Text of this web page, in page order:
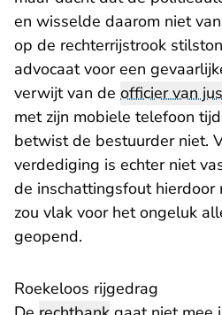
en wisselde daarom niet
op de rechterrijstrook
advocaat voor een
verwijt van de officier van
met zijn mobiele telefoon
betwist de bestuurder niet.
verdediging is echter niet
de inschattingsfout hierdoor
zou vlak voor het ongeluk
geopend.
Roekeloos rijgedrag